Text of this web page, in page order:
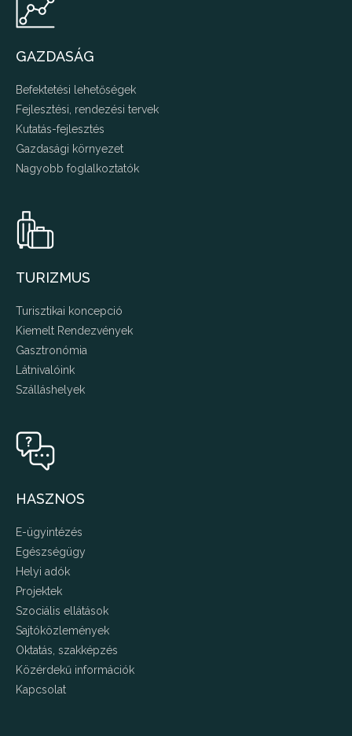
GAZDASÁG
Befektetési lehetőségek
Fejlesztési, rendezési tervek
Kutatás-fejlesztés
Gazdasági környezet
Nagyobb foglalkoztatók
TURIZMUS
Turisztikai koncepció
Kiemelt Rendezvények
Gasztronómia
Látnivalóink
Szálláshelyek
HASZNOS
E-ügyintézés
Egészségügy
Helyi adók
Projektek
Szociális ellátások
Sajtóközlemények
Oktatás, szakképzés
Közérdekű információk
Kapcsolat